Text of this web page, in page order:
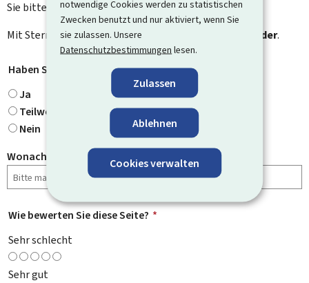
notwendige Cookies werden zu statistischen
Zwecken benutzt und nur aktiviert, wenn Sie
sie zulassen. Unsere
Datenschutzbestimmungen lesen.
Zulassen
Ablehnen
Cookies verwalten
Sie bitte das Kontaktformular.
Mit Stern gekennzeichnete Felder (
Pflichtfelder.
Haben Sie gefunden, wonach Sie gesucht haben?
Ja
Teilweise
Nein
Wonach haben Sie gesucht?
Wie bewerten Sie diese Seite? *
Sehr schlecht
Sehr gut